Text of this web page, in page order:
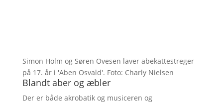
Simon Holm og Søren Ovesen laver abekattestreger
på 17. år i 'Aben Osvald'. Foto: Charly Nielsen
Blandt aber og æbler
Der er både akrobatik og musiceren og